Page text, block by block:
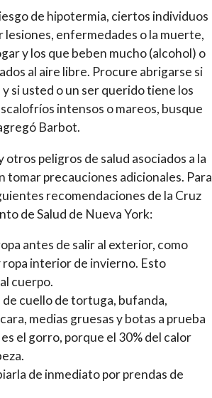
de hipotermia, ciertos individuos
enfermedades o la muerte,
y los que beben mucho (alcohol) o
al aire libre. Procure abrigarse si
si usted o un ser querido tiene los
intensos o mareos, busque
Barbot.
peligros de salud asociados a la
tomar precauciones adicionales. Para
recomendaciones de la Cruz
de Salud de Nueva York:
antes de salir al exterior, como
interior de invierno. Esto
cuerpo.
cuello de tortuga, bufanda,
medias gruesas y botas a prueba
el gorro, porque el 30% del calor
de inmediato por prendas de